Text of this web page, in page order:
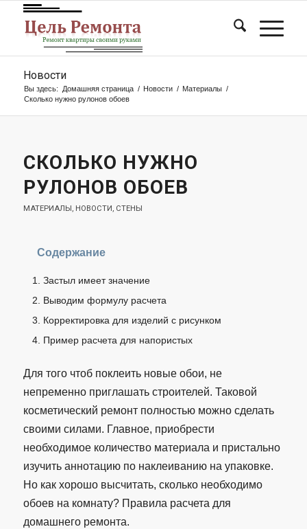
Новости
Вы здесь: Домашняя страница / Новости / Материалы /
Сколько нужно рулонов обоев
СКОЛЬКО НУЖНО
РУЛОНОВ ОБОЕВ
МАТЕРИАЛЫ, НОВОСТИ, СТЕНЫ
Содержание
Застыл имеет значение
Выводим формулу расчета
Корректировка для изделий с рисунком
Пример расчета для напористых
Для того чтоб поклеить новые обои, не
непременно приглашать строителей. Таковой
косметический ремонт полностью можно сделать
своими силами. Главное, приобрести
необходимое количество материала и пристально
изучить аннотацию по наклеиванию на упаковке.
Но как хорошо высчитать, сколько необходимо
обоев на комнату? Правила расчета для
домашнего ремонта.